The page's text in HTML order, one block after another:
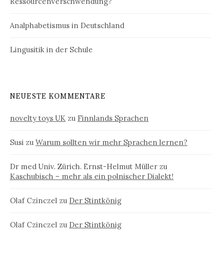
Analphabetismus in Deutschland
Lingusitik in der Schule
NEUESTE KOMMENTARE
novelty toys UK zu Finnlands Sprachen
Susi zu Warum sollten wir mehr Sprachen lernen?
Dr med Univ. Zürich. Ernst-Helmut Müller zu
Kaschubisch – mehr als ein polnischer Dialekt!
Olaf Czinczel zu Der Stintkönig
Olaf Czinczel zu Der Stintkönig